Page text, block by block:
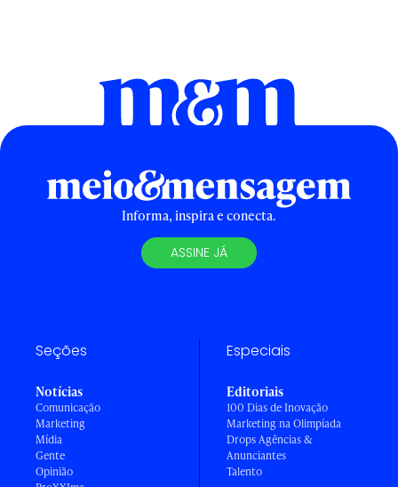
Informa, inspira e conecta.
ASSINE JÁ
Seções
Notícias
Comunicação
Marketing
Mídia
Gente
Opinião
Especiais
Editoriais
100 Dias de Inovação
Marketing na Olimpíada
Drops Agências &
Anunciantes
Talento